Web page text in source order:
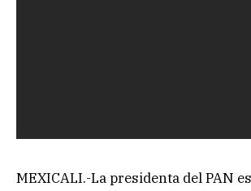
MEXICALI.-La presidenta del PAN